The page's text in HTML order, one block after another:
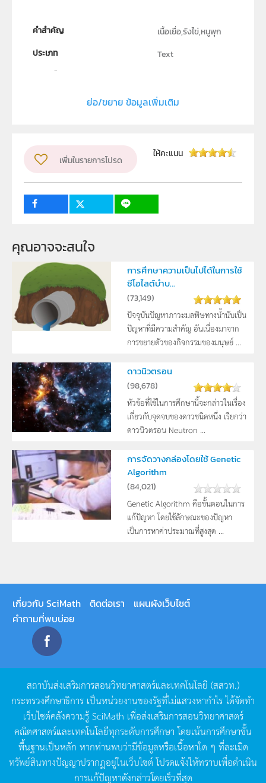
คำสำคัญ
เนื้อเยื่อ,รังไข่,หนูพุก
ประเภท
Text
ระดับชั้น
ม.4, ม.5, ม.6
ย่อ/ขยาย ข้อมูลเพิ่มเติม
เพิ่มในรายการโปรด
ให้คะแนน
คุณอาจจะสนใจ
การศึกษาความเป็นไปได้ในการใช้
ซีโอไลต์บำบ...
(73,149)
ปัจจุบันปัญหาภาวะมลพิษทางน้ำนับเป็น
ปัญหาที่มีความสำคัญ อันเนื่องมาจาก
การขยายตัวของกิจกรรมของมนุษย์ ...
ดาวนิวตรอน
(98,678)
หัวข้อที่ใช้ในการศึกษานี้จะกล่าวในเรื่อง
เกี่ยวกับจุดจบของดาวชนิดหนึ่ง เรียกว่า
ดาวนิวตรอน Neutron ...
การจัดวางกล่องโดยใช้ Genetic
Algorithm
(84,021)
Genetic Algorithm คือขั้นตอนในการ
แก้ปัญหา โดยใช้ลักษณะของปัญหา
เป็นการหาค่าประมาณที่สูงสุด ...
เกี่ยวกับ SciMath ติดต่อเรา
แผนผังเว็บไซต์
คำถามที่พบบ่อย
สถาบันส่งเสริมการสอนวิทยาศาสตร์และเทคโนโลยี (สสวท.)
กระทรวงศึกษาธิการ เป็นหน่วยงานของรัฐที่ไม่แสวงหากำไรได้จัดทำ
เว็บไซต์คลังความรู้SciMath เพื่อส่งเสริมการสอนวิทยาศาสตร์
คณิตศาสตร์และเทคโนโลยีทุกระดับการศึกษา โดยเน้นการศึกษาขั้น
พื้นฐานเป็นหลัก หากท่านพบว่ามีข้อมูลหรือเนื้อหาใด ๆ ที่ละเมิด
ทรัพย์สินทางปัญญาปรากฏอยู่ในเว็บไซต์โปรดแจ้งให้ทราบเพื่อดำเนิน
การแก้ปัญหาดังกล่าวโดยเร็วที่สุด